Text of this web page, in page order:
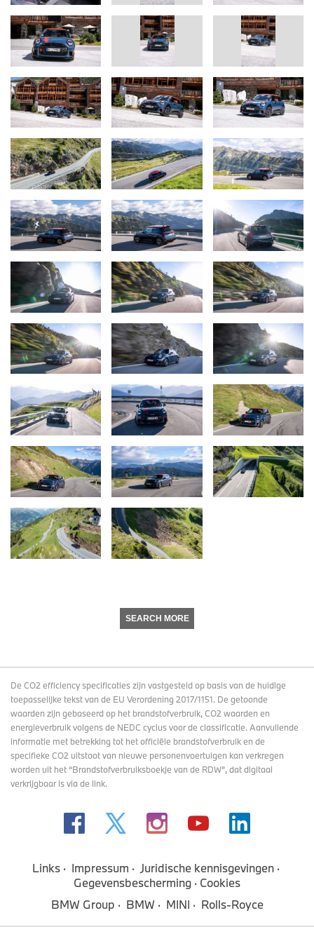
SEARCH MORE
De CO2 efficiency specificaties zijn vastgesteld op basis van de huidige
toepasselijke tekst van de EU Verordening 2017/1151. De getoonde
waarden zijn gebaseerd op het brandstofverbruik, CO2 waarden en
energieverbruik volgens de NEDC cyclus voor de classificatie. Aanvullende
informatie met betrekking tot het officiële brandstofverbruik en de
specifieke CO2 uitstoot van nieuwe personenvoertuigen kan verkregen
worden uit het “Brandstofverbruiksboekje van de RDW”, dat digitaal
verkrijgbaaris via de link.
Links Impressum
Juridische kennisgevingen
Gegevensbescherming
Cookies
BMW Group
BMW MINI Rolls-Royce